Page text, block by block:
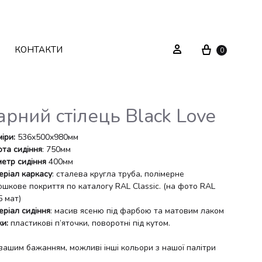
Текстиль
Декор
Вуличні меблі
Системи зберігання
Стелажі
Дзеркала
Вішаки
КОНТАКТИ Sign in Cart
0
стілець Black Love
536х500х980мм
сидіння: 750мм
сидіння400мм
каркасу: сталева кругла труба, полімерне
покриття по каталогу RAL Classic. (на фото RAL
мат)
сидіння: масив ясеню під фарбою та матовим лаком
пластикові п’яточки, поворотні під кутом.
бажанням, можливі інші кольори з нашої палітри